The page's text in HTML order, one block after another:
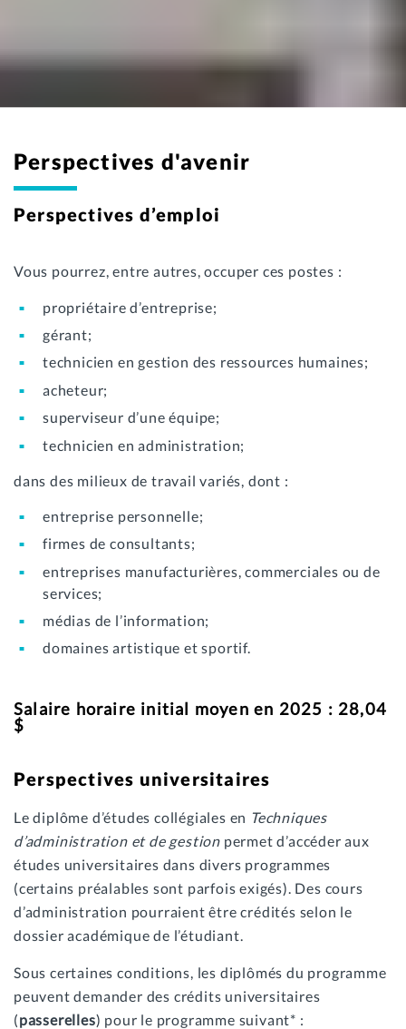
Perspectives d'avenir
Perspectives d’emploi
Vous pourrez, entre autres, occuper ces postes :
propriétaire d’entreprise;
gérant;
technicien en gestion des ressources humaines;
acheteur;
superviseur d’une équipe;
technicien en administration;
dans des milieux de travail variés, dont :
entreprise personnelle;
firmes de consultants;
entreprises manufacturières, commerciales ou de
services;
médias de l’information;
domaines artistique et sportif.
Salaire horaire initial moyen en 2025 : 28,04
$
Perspectives universitaires
Le diplôme d’études collégiales en Techniques
d’administration et de gestion permet d’accéder aux
études universitaires dans divers programmes
(certains préalables sont parfois exigés). Des cours
d’administration pourraient être crédités selon le
dossier académique de l’étudiant.
Sous certaines conditions, les diplômés du programme
peuvent demander des crédits universitaires
(passerelles) pour le programme suivant* :